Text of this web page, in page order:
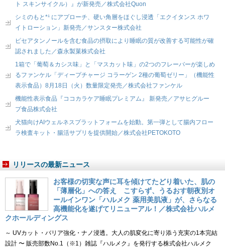
ト スキンサイクル）』が新発売／株式会社Quon
シミのもと*¹ にアプローチ、硬い角層をほぐし浸透「エクイタンス ホワ
イトローション」新発売／サンスター株式会社
ピセアタンノールを含む食品の摂取により睡眠の質が改善する可能性が確
認されました／森永製菓株式会社
1箱で「葡萄＆カシス味」と「マスカット味」の2つのフレーバーが楽しめ
るファンケル「ディープチャージ コラーゲン 2種の葡萄ゼリー」（機能性
表示食品）8月18日（火）数量限定発売／株式会社ファンケル
機能性表示食品『ココカラケア睡眠プレミアム』 新発売／アサヒグルー
プ食品株式会社
犬猫向けAIウェルネスプラットフォームを始動。第一弾として腸内フロー
ラ検査キット・腸活サプリを提供開始／株式会社PETOKOTO
リリースの最新ニュース
お客様の切実な声に耳を傾けてたどり着いた、肌の
「薄層化」への答え こすらず、うるおす朝夜別オ
ールインワン「ハルメク 薬用美肌液」が、さらなる
高機能化を遂げてリニューアル！／株式会社ハルメ
クホールディングス
～ UVカット・バリア強化・ナノ浸透。大人の肌変化に寄り添う充実の1本完結
設計 〜 販売部数No.1（※1）雑誌『ハルメク』を発行する株式会社ハルメク